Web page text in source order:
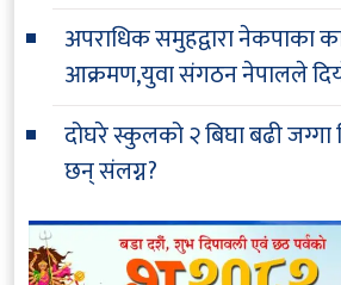
अपराधिक समुहद्वारा नेकपाका
आक्रमण,युवा संगठन नेपालले
दोघरे स्कुलको २ बिघा बढी जग्गा
छन् संलग्न?